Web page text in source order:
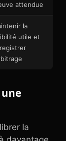
attendue
la
utile et
la